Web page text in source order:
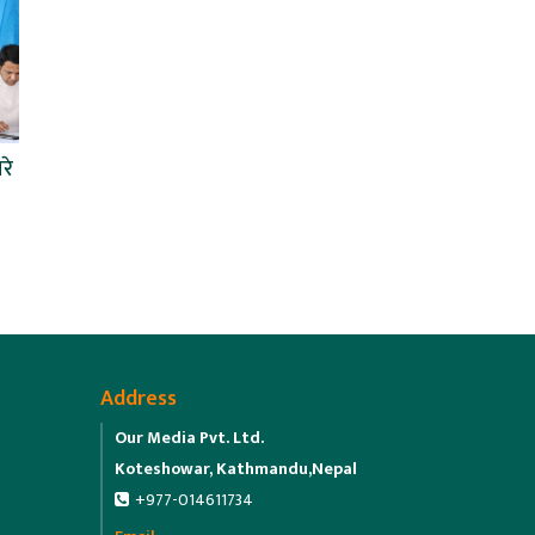
Address
Our Media Pvt. Ltd.
Koteshowar, Kathmandu,Nepal
+977-014611734